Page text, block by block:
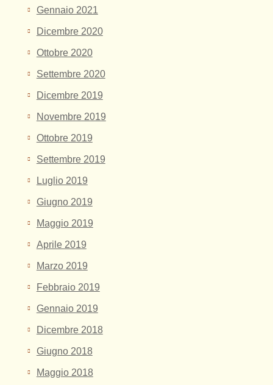
Gennaio 2021
Dicembre 2020
Ottobre 2020
Settembre 2020
Dicembre 2019
Novembre 2019
Ottobre 2019
Settembre 2019
Luglio 2019
Giugno 2019
Maggio 2019
Aprile 2019
Marzo 2019
Febbraio 2019
Gennaio 2019
Dicembre 2018
Giugno 2018
Maggio 2018